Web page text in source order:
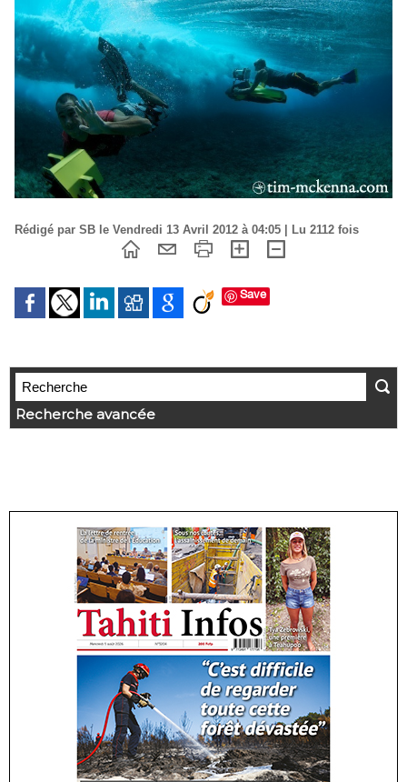
Rédigé par SB le Vendredi 13 Avril 2012 à 04:05 | Lu 2112 fois
Save
Recherche avancée